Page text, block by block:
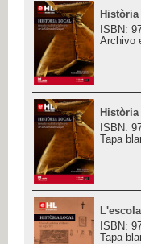
ISBN:
Archivo
ISBN:
Tapa
ISBN:
Tapa